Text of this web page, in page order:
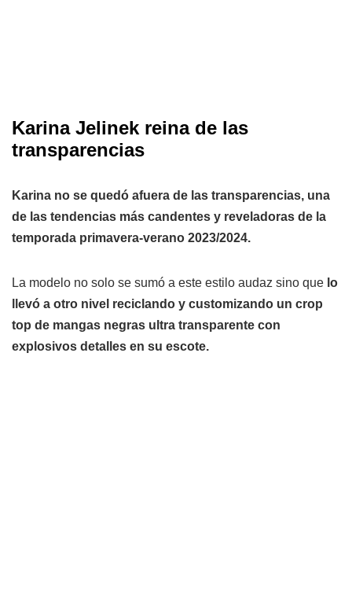
Karina Jelinek reina de las
transparencias
Karina no se quedó afuera de las transparencias, una
de las tendencias más candentes y reveladoras de la
temporada primavera-verano 2023/2024.
La modelo no solo se sumó a este estilo audaz sino que lo
llevó a otro nivel reciclando y customizando un crop
top de mangas negras ultra transparente con
explosivos detalles en su escote.